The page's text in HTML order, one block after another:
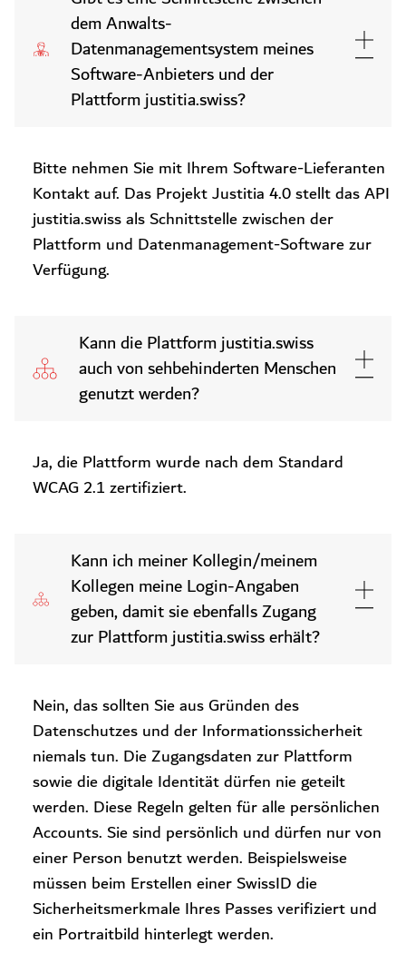
dem Anwalts-
Datenmanagementsystem meines
Software-Anbieters und der
Plattform justitia.swiss?
Bitte nehmen Sie mit Ihrem Software-Lieferanten
Kontakt auf. Das Projekt Justitia 4.0 stellt das API
justitia.swiss als Schnittstelle zwischen der
Plattform und Datenmanagement-Software zur
Verfügung.
Kann die Plattform justitia.swiss
auch von sehbehinderten Menschen
genutzt werden?
Ja, die Plattform wurde nach dem Standard
WCAG 2.1 zertifiziert.
Kann ich meiner Kollegin/meinem
Kollegen meine Login-Angaben
geben, damit sie ebenfalls Zugang
zur Plattform justitia.swiss erhält?
Nein, das sollten Sie aus Gründen des
Datenschutzes und der Informationssicherheit
niemals tun. Die Zugangsdaten zur Plattform
sowie die digitale Identität dürfen nie geteilt
werden. Diese Regeln gelten für alle persönlichen
Accounts. Sie sind persönlich und dürfen nur von
einer Person benutzt werden. Beispielsweise
müssen beim Erstellen einer SwissID die
Sicherheitsmerkmale Ihres Passes verifiziert und
ein Portraitbild hinterlegt werden.